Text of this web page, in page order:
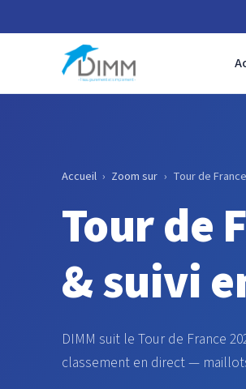
Accueil › Zoom sur › Tour de
Tour de
& suivi
DIMM suit le Tour de France
classement en direct —